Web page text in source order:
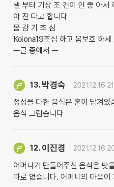
낼 부터 기상 조 건이 안 좋 아서
아 진 다고 합니다
몸 감 기 조 심
Kolona19조심 하고 몸보호 하세
ㅡ글 중에서 ㅡ
13. 박경숙 2021.12.16
정성을 다한 음식은 혼이 담겨있
음식 그립습니다
12. 이진경 2021.12.16
어머니가 만들어주신 음식은 맛
따로 없습니다. 어머니의 마음